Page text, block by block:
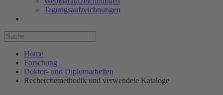
Tagungsaufzeichnungen
Home
Forschung
Doktor- und Diplomarbeiten
Recherchemethodik und verwendete Kataloge